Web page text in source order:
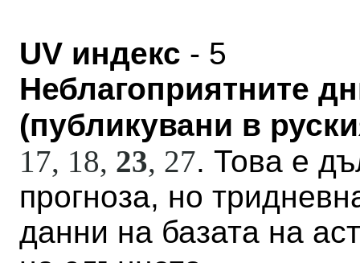
UV индекс - 5
Неблагоприятните
(публикувани в
17, 18, 23, 27. Това е
прогноза, но
данни на базата на